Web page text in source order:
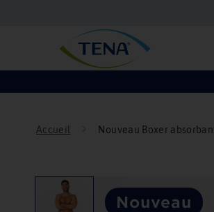
E
Accueil Nouveau Boxer
Nouveau